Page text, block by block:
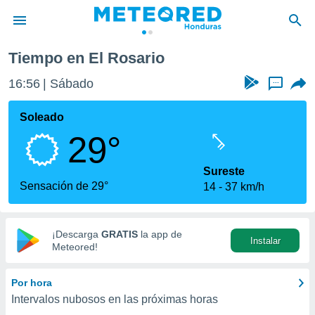
de
ha sido
calidad.
a este
las
y
digital
basada
Tiempo en El Rosario
16:56 Sábado ...
Soleado
29°
Sensación de 29°
Sureste
14
37 km/h
¡Descarga GRATIS la app de
Meteored!
Instalar
Por hora
Intervalos nubosos en las próximas horas